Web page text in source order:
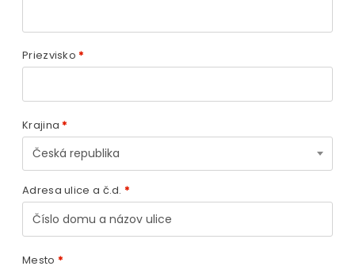
Priezvisko*
Krajina*
Česká republika
Adresa ulice a č.d. *
Mesto *